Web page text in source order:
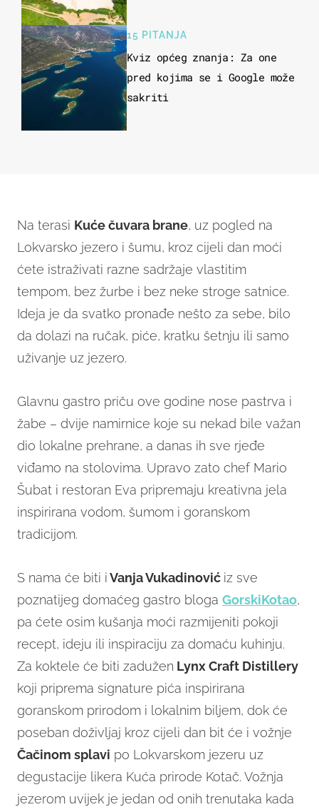
15 PITANJA
Kviz općeg znanja: Za one
pred kojima se i Google može
sakriti
Na terasi Kuće čuvara brane, uz pogled na
Lokvarsko jezero i šumu, kroz cijeli dan moći
ćete istraživati razne sadržaje vlastitim
tempom, bez žurbe i bez neke stroge satnice.
Ideja je da svatko pronađe nešto za sebe, bilo
da dolazi na ručak, piće, kratku šetnju ili samo
uživanje uz jezero.
Glavnu gastro priču ove godine nose pastrva i
žabe – dvije namirnice koje su nekad bile važan
dio lokalne prehrane, a danas ih sve rjeđe
viđamo na stolovima. Upravo zato chef Mario
Šubat i restoran Eva pripremaju kreativna jela
inspirirana vodom, šumom i goranskom
tradicijom.
S nama će biti iVanja Vukadinović iz sve
poznatijeg domaćeg gastro bloga GorskiKotao,
pa ćete osim kušanja moći razmijeniti pokoji
recept, ideju ili inspiraciju za domaću kuhinju.
Za koktele će biti zadužen Lynx Craft Distillery
koji priprema signature pića inspirirana
goranskom prirodom i lokalnim biljem, dok će
poseban doživljaj kroz cijeli dan bit će i vožnje
Čačinom splavi po Lokvarskom jezeru uz
degustacije likera Kuća prirode Kotač. Vožnja
jezerom uvijek je jedan od onih trenutaka kada